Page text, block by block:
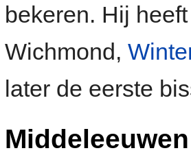
bekeren. Hij
Wichmond,
later de eerste
Middeleeuwen